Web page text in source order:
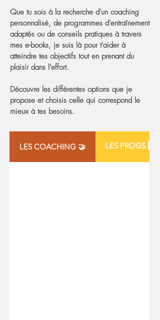
​Que tu sois à la recherche d'un coaching
personnalisé, de programmes d'entraînement
adaptés ou de conseils pratiques à travers
mes e-books, je suis là pour t'aider à
atteindre tes objectifs tout en prenant du
plaisir dans l'effort.
Découvre les différentes options que je
propose et choisis celle qui correspond le
mieux à tes besoins.
LES COACHING 🤝 LES PROGS 🖥️